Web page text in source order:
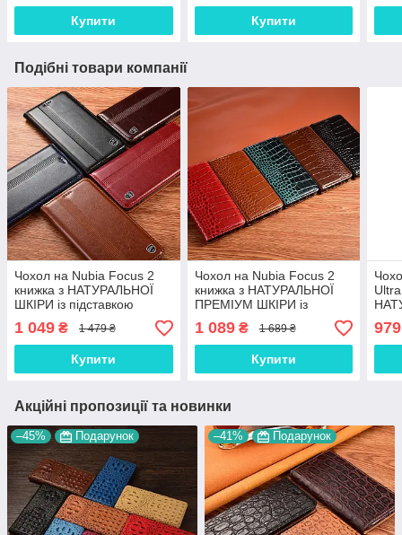
Купити Купити
Подібні товари компанії
Чохол на Nubia Focus 2
книжка з НАТУРАЛЬНОЇ
ШКІРИ із підставкою
візитницею протиударний
магнітний "ITALIAN"
1 049 ₴ 1 479 ₴
Купити
Чохол на Nubia Focus 2
книжка з НАТУРАЛЬНОЇ
ПРЕМІУМ ШКІРИ із
підставкою протиударний
магнітний "CROCODILE"
1 089₴ 1 689 ₴
Купити
979
Акційні пропозиції та новинки
–45% Подарунок –41% Подарунок